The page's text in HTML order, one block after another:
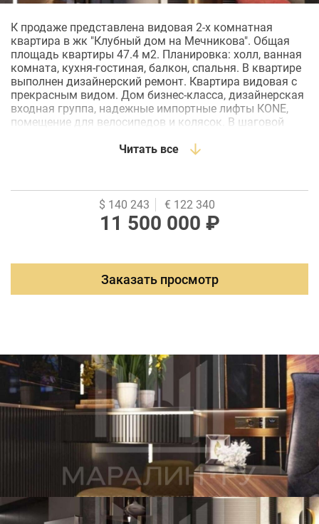
К продаже представлена видовая 2-х комнатная
квартира в жк "Клубный дом на Мечникова". Общая
площадь квартиры 47.4 м2. Планировка: холл, ванная
комната, кухня-гостиная, балкон, спальня. В квартире
выполнен дизайнерский ремонт. Квартира видовая с
прекрасным видом. Дом бизнес-класса, дизайнерская
входная группа, надежные импортные лифты КОNЕ,
помещение для велосипедов и колясок. В шаговой
транспорта, пешая доступность к 3-м школам , 4
поста охраны с круглосуточным видео наблюдением.
На территории обустроена зона барбекю, зеленая зона,
детская площадка. Квартира к продаже представлена
с мебелью и бытовой техникой.
Читать все
$ 140 243 € 122 340
11 500 000 ₽
Заказать просмотр